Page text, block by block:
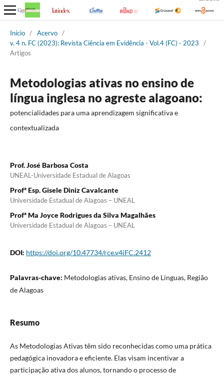
Início / Acervo /
v. 4 n. FC (2023): Revista Ciência em Evidência - Vol.4 (FC) - 2023
/
Artigos
Metodologias ativas no ensino de
língua inglesa no agreste alagoano:
potencialidades para uma aprendizagem significativa e
contextualizada
Prof. José Barbosa Costa
UNEAL-Universidade Estadual de Alagoas
Profª Esp. Gisele Diniz Cavalcante
Universidade Estadual de Alagoas – UNEAL
Profª Ma Joyce Rodrigues da Silva Magalhães
Universidade Estadual de Alagoas – UNEAL
DOI: https://doi.org/10.47734/rce.v4iFC.2412
Palavras-chave: Metodologias ativas, Ensino de Linguas, Região
de Alagoas
Resumo
As Metodologias Ativas têm sido reconhecidas como uma prática
pedagógica inovadora e eficiente. Elas visam incentivar a
participação ativa dos alunos, tornando o processo de